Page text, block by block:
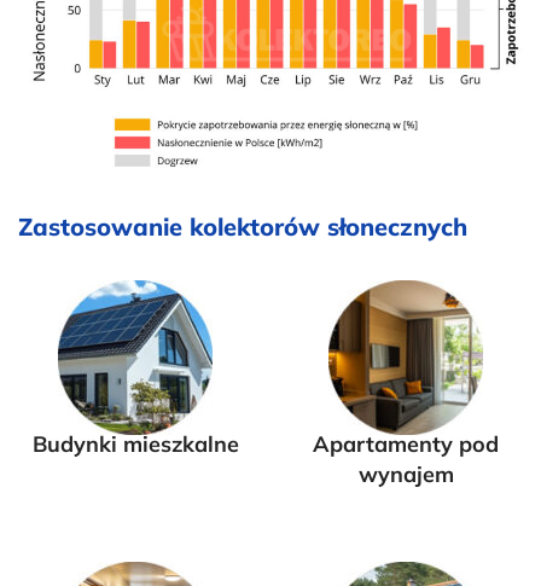
Zastosowanie kolektorów słonecznych
Budynki mieszkalne
Apartamenty pod
wynajem